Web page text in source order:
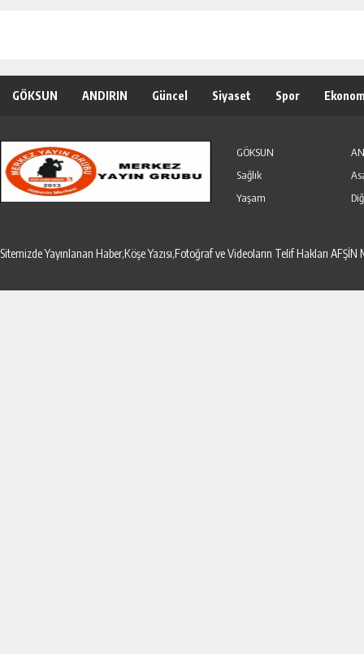
GÖKSUN ANDIRIN Güncel Siyaset Spor
GÖKSUN
Sağlık
Yaşam
Sitemizde Yayınlanan Haber,Köşe Yazısı,Fotoğraf ve Videoların Telif Hakları